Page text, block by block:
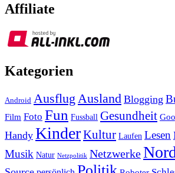
Affiliate
Kategorien
Android Ausflug Ausland Blogging
Film Foto Fun Fussball Gesundheit
Handy KinderKultur Laufen Lesen
Musik Natur Netzpolitik Netzwerke